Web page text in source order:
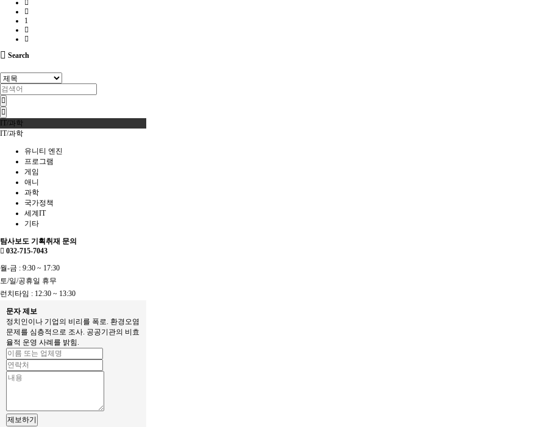
1
Search
IT/과학
IT/과학
유니티 엔진
프로그램
게임
애니
과학
국가정책
세계IT
기타
탐사보도 기획취재 문의
032-715-7043
월-금 : 9:30 ~ 17:30
토/일/공휴일 휴무
런치타임 : 12:30 ~ 13:30
문자 제보
정치인이나 기업의 비리를 폭로. 환경오염
문제를 심층적으로 조사. 공공기관의 비효
율적 운영 사례를 밝힘.
제보하기